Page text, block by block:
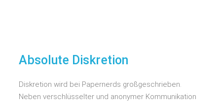
Absolute Diskretion
Diskretion wird bei Papernerds großgeschrieben.
Neben verschlüsselter und anonymer Kommunikation